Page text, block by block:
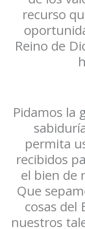
recurso
Reino de
Pidamos la
permita
recibidos
el bien de
Que
cosas del
nuestros